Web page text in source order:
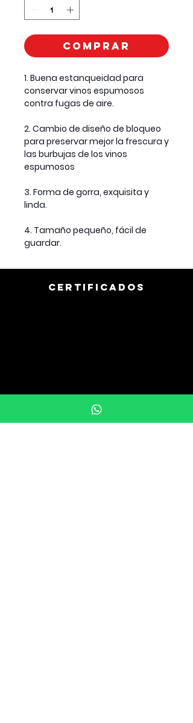
Comprar
1. Buena estanqueidad para
conservar vinos espumosos
contra fugas de aire.
2. Cambio de diseño de bloqueo
para preservar mejor la frescura y
las burbujas de los vinos
espumosos
3. Forma de gorra, exquisita y
linda.
4. Tamaño pequeño, fácil de
guardar.
CERTIFICADOS